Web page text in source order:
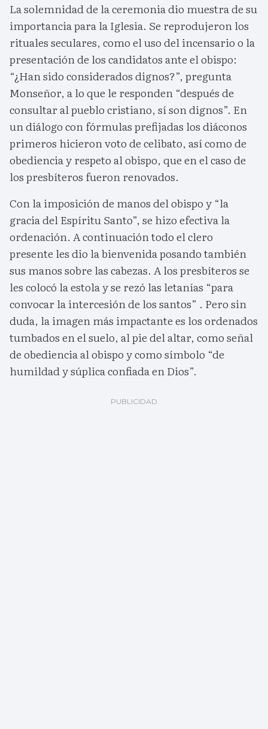
La solemnidad de la ceremonia dio muestra de su
importancia para la Iglesia. Se reprodujeron los
rituales seculares, como el uso del incensario o la
presentación de los candidatos ante el obispo:
“¿Han sido considerados dignos?”, pregunta
Monseñor, a lo que le responden “después de
consultar al pueblo cristiano, sí son dignos”. En
un diálogo con fórmulas prefijadas los diáconos
primeros hicieron voto de celibato, así como de
obediencia y respeto al obispo, que en el caso de
los presbíteros fueron renovados.
Con la imposición de manos del obispo y “la
gracia del Espíritu Santo”, se hizo efectiva la
ordenación. A continuación todo el clero
presente les dio la bienvenida posando también
sus manos sobre las cabezas. A los presbíteros se
les colocó la estola y se rezó las letanías “para
convocar la intercesión de los santos” . Pero sin
duda, la imagen más impactante es los ordenados
tumbados en el suelo, al pie del altar, como señal
de obediencia al obispo y como símbolo “de
humildad y súplica confiada en Dios”.